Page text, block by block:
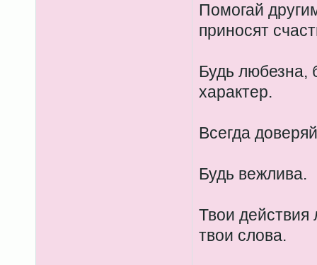
Помогай
приносят
Будь любезна,
характер.
Всегда
Будь вежлива.
Твои действия
твои слова.